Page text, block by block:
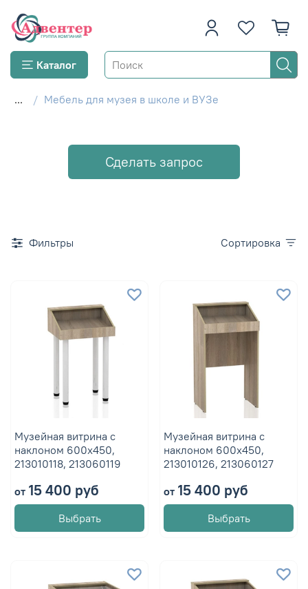
Каталог
... Мебель для музея в школе и ВУЗе
Сделать запрос
Фильтры Сортировка
Музейная витрина с
наклоном 600х450,
213010118, 213060119
от15 400 руб
Выбрать
Музейная витрина с
наклоном 600х450,
213010126, 213060127
от15 400 руб
Выбрать